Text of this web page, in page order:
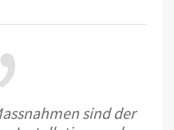
sind der